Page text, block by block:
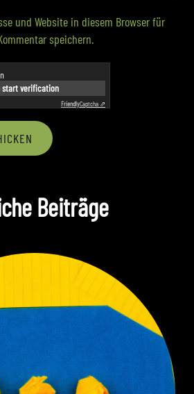
und Website in diesem Browser für
speichern.
start verification
FriendlyCaptcha ⇗
Beiträge